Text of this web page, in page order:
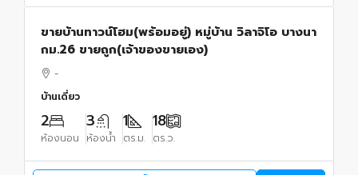
ขายบ้านทาวน์โฮม(พร้อมอยู่) หมู่บ้าน วิลาจิโอ บางนา
กม.26 ขายถูก(เจ้าของขายเอง)
-
บ้านเดี่ยว
2
ห้องนอน
3
ห้องน้ำ
1
ตร.ม.
18
ตร.ว.